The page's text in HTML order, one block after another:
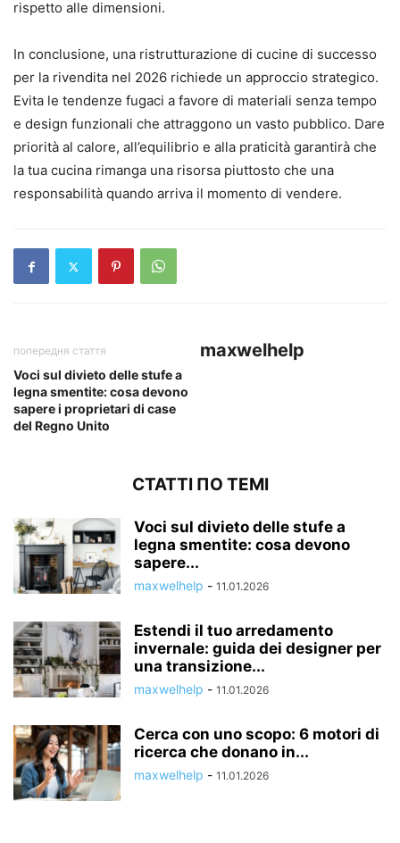
rispetto alle dimensioni.
In conclusione, una ristrutturazione di cucine di successo
per la rivendita nel 2026 richiede un approccio strategico.
Evita le tendenze fugaci a favore di materiali senza tempo
e design funzionali che attraggono un vasto pubblico. Dare
priorità al calore, all’equilibrio e alla praticità garantirà che
la tua cucina rimanga una risorsa piuttosto che una
responsabilità quando arriva il momento di vendere.
попередня стаття
Voci sul divieto delle stufe a
legna smentite: cosa devono
sapere i proprietari di case
del Regno Unito
maxwelhelp
СТАТТІ ПО ТЕМІ
Voci sul divieto delle stufe a
legna smentite: cosa devono
sapere...
maxwelhelp - 11.01.2026
Estendi il tuo arredamento
invernale: guida dei designer per
una transizione...
maxwelhelp - 11.01.2026
Cerca con uno scopo: 6 motori di
ricerca che donano in...
maxwelhelp - 11.01.2026